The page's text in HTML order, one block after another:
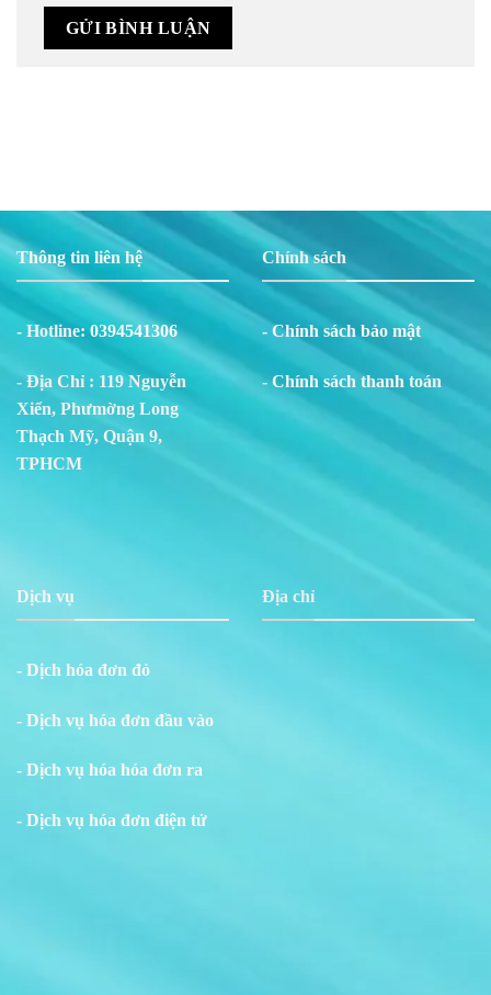
Thông tin liên hệ
- Hotline: 0394541306
- Địa Chỉ : 119 Nguyễn
Xiển, Phưmờng Long
Thạch Mỹ, Quận 9,
TPHCM
Chính sách
- Chính sách bảo mật
- Chính sách thanh toán
Dịch vụ
- Dịch hóa đơn đỏ
- Dịch vụ hóa đơn đầu vào
- Dịch vụ hóa hóa đơn ra
- Dịch vụ hóa đơn điện tử
Địa chỉ